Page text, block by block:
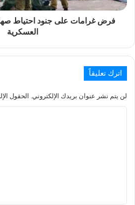
فرض غرامات على جنود احتياط
العسكرية
اترك تعليقاً
لن يتم نشر عنوان بريدك الإلكتروني. الحقول